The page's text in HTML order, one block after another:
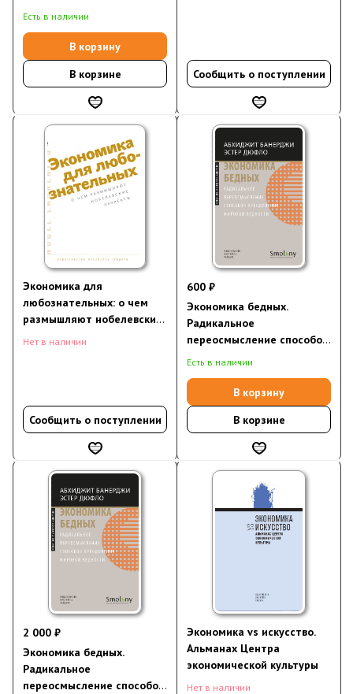
Есть в наличии
В корзину
В корзине
Сообщить о поступлении
Экономика для
любознательных: о чем
размышляют нобелевские
лауреаты
Нет в наличии
Сообщить о поступлении
600 ₽
Экономика бедных.
Радикальное
переосмысление способов
преодоления мировой
Есть в наличии
В корзину
В корзине
2 000 ₽
Экономика бедных.
Радикальное
переосмысление способов
Экономика vs искусство.
Альманах Центра
экономической культуры
Нет в наличии